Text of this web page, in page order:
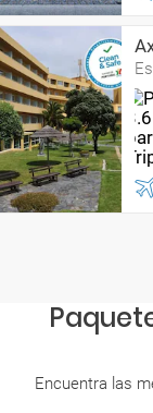
Encuentra las